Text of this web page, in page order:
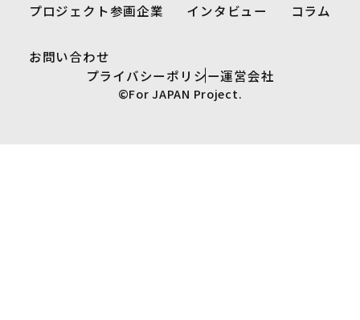
プロジェクト参画企業 インタビュー コラム
お問い合わせ
プライバシーポリシー運営会社
©For JAPAN Project.